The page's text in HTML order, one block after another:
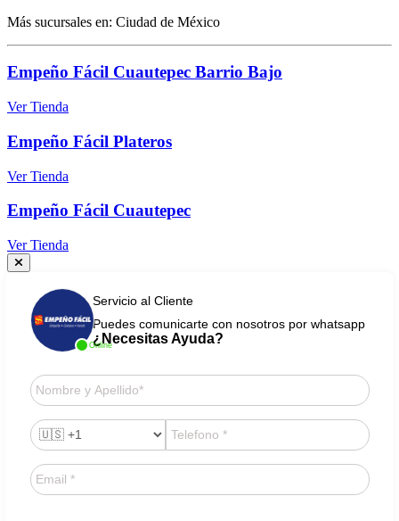
Más sucursales en: Ciudad de México
Empeño Fácil Cuautepec Barrio Bajo
Ver Tienda
Empeño Fácil Plateros
Ver Tienda
Empeño Fácil Cuautepec
Ver Tienda
Online
Servicio al Cliente
Puedes comunicarte con nosotros por whatsapp
¿Necesitas Ayuda?